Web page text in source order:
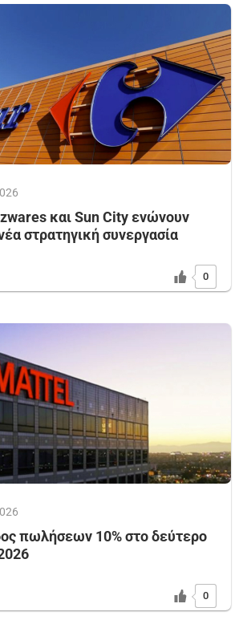
και Sun City ενώνουν
στρατηγική συνεργασία
0
πωλήσεων 10% στο δεύτερο
0